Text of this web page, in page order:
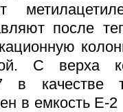
после
С верха
в качестве
в емкость